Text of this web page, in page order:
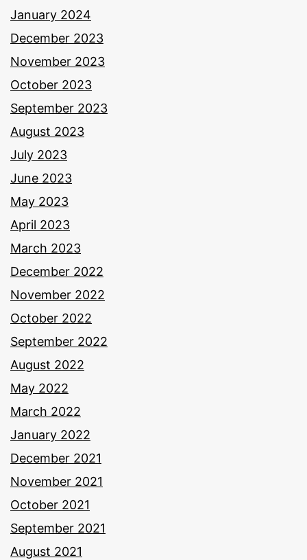
January 2024
December 2023
November 2023
October 2023
September 2023
August 2023
July 2023
June 2023
May 2023
April 2023
March 2023
December 2022
November 2022
October 2022
September 2022
August 2022
May 2022
March 2022
January 2022
December 2021
November 2021
October 2021
September 2021
August 2021